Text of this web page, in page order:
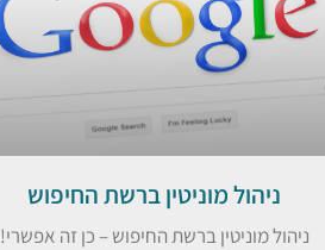
ניהול מוניטין ברשת החיפוש
ניהול מוניטין ברשת החיפוש – כן זה אפשרי!